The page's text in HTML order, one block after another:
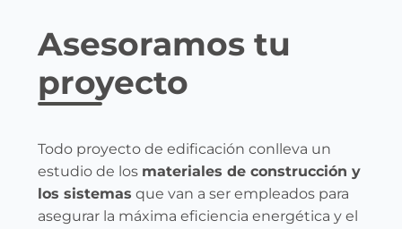
Asesoramos tu
proyecto
Todo proyecto de edificación conlleva un
estudio de los materiales de construcción y
los sistemas que van a ser empleados para
asegurar la máxima eficiencia energética y el